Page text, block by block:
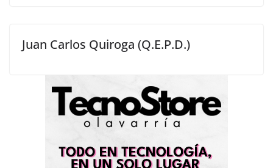
Juan Carlos Quiroga (Q.E.P.D.)